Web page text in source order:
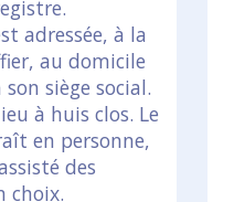
adressée, à la
au domicile
siège social.
à huis clos. Le
en personne,
des
choix.